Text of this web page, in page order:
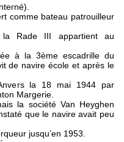
comme bateau patrouilleur
Rade III appartient au
à la 3ème escadrille du
de navire école et après le
la 18 mai 1944 par
Margerie.
la société Van Heyghen
que le navire avait peu
jusqu’en 1953.